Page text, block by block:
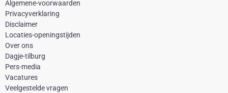
o
o
k
-
f
r
e
t
r
Algemene-voorwaarden
Privacyverklaring
Disclaimer
Locaties-openingstijden
Over ons
Dagje-tilburg
Pers-media
Vacatures
Veelgestelde vragen